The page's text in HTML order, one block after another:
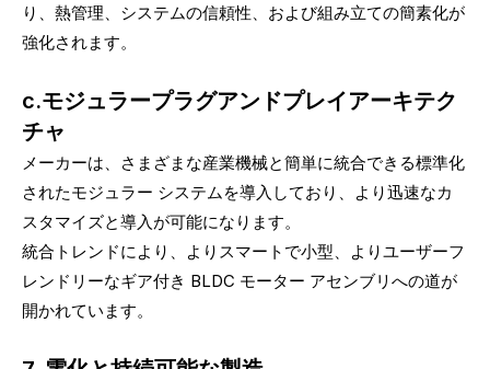
り、熱管理、システムの信頼性、および組み立ての簡素化が
強化されます。
c.モジュラープラグアンドプレイアーキテク
チャ
メーカーは、さまざまな産業機械と簡単に統合できる標準化
されたモジュラー システムを導入しており、より迅速なカ
スタマイズと導入が可能になります。
統合トレンドにより、よりスマートで小型、よりユーザーフ
レンドリーなギア付き BLDC モーター アセンブリへの道が
開かれています。